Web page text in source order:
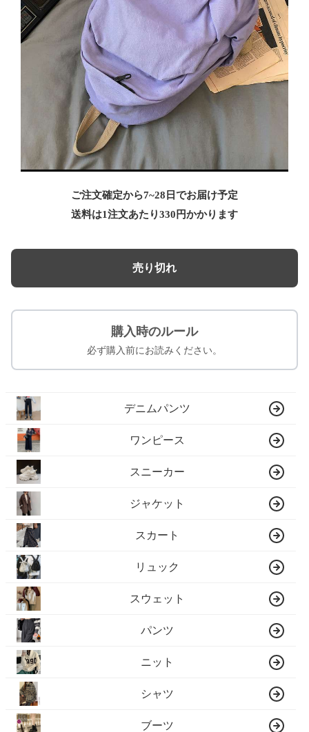
ご注文確定から7~28日でお届け予定
送料は1注文あたり330 円かかります
売り切れ
購入時のルール
必ず購入前にお読みください。
デニムパンツ
ワンピース
スニーカー
ジャケット
スカート
リュック
スウェット
パンツ
ニット
シャツ
ブーツ